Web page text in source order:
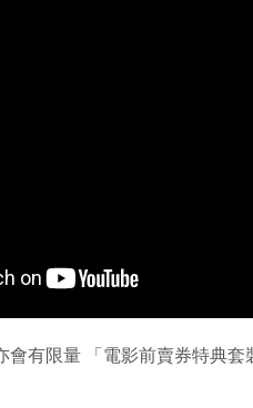
會有限量 「電影前賣券特典套